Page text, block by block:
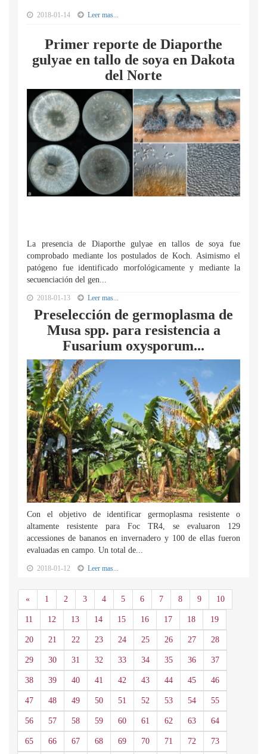
2018-01-14 Leer mas...
Primer reporte de Diaporthe
gulyae en tallo de soya en Dakota
del Norte
La presencia de Diaporthe gulyae en tallos de soya fue
comprobado mediante los postulados de Koch. Asimismo el
patógeno fue identificado morfológicamente y mediante la
secuenciación del gen...
2018-01-13 Leer mas...
Preselección de germoplasma de
Musa spp. para resistencia a
Fusarium oxysporum...
Con el objetivo de identificar germoplasma resistente o
altamente resistente para Foc TR4, se evaluaron 129
accessiones de bananos en invernadero y 100 de ellas fueron
evaluadas en campo. Un total de...
2018-01-12 Leer mas...
«Anterior
1 2 3 4 5 6 7 8 9 10
11 12 13 14 15 16 17 18 19
20 21 22 23 24 25 26 27 28
29 30 31 32 33 34 35 36 37
38 39 40 41 42 43 44 45 46
47 48 49 50 51 52 53 54 55
56 57 58 59 60 61 62 63 64
65 66 67 68 69 70 71 72 73